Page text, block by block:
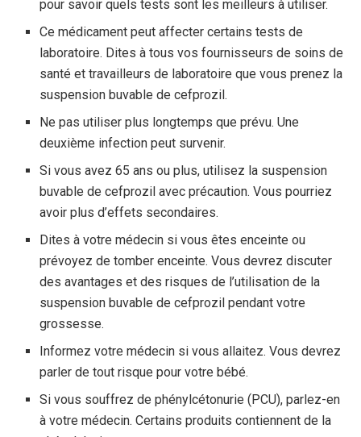
pour savoir quels tests sont les meilleurs à utiliser.
Ce médicament peut affecter certains tests de
laboratoire. Dites à tous vos fournisseurs de soins de
santé et travailleurs de laboratoire que vous prenez la
suspension buvable de cefprozil.
Ne pas utiliser plus longtemps que prévu. Une
deuxième infection peut survenir.
Si vous avez 65 ans ou plus, utilisez la suspension
buvable de cefprozil avec précaution. Vous pourriez
avoir plus d’effets secondaires.
Dites à votre médecin si vous êtes enceinte ou
prévoyez de tomber enceinte. Vous devrez discuter
des avantages et des risques de l’utilisation de la
suspension buvable de cefprozil pendant votre
grossesse.
Informez votre médecin si vous allaitez. Vous devrez
parler de tout risque pour votre bébé.
Si vous souffrez de phénylcétonurie (PCU), parlez-en
à votre médecin. Certains produits contiennent de la